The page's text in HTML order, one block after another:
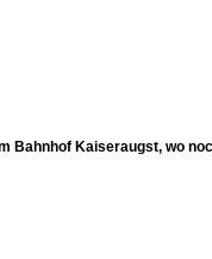
Bahnhof Kaiseraugst, wo